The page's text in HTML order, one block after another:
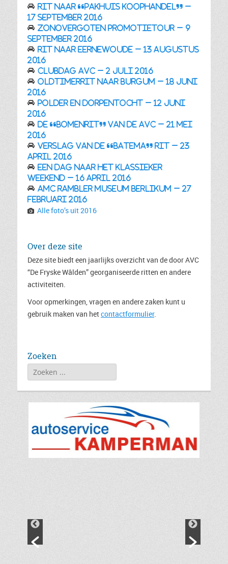
Rit naar “Pakhuis Koophandel” –
17 september 2016
Zonovergoten Promotietour – 9
september 2016
Rit naar Eernewoude – 13 augustus
2016
Clubdag AVC – 2 juli 2016
Oldtimerrit naar Burgum – 18 juni
2016
Polder en dorpentocht – 12 juni
2016
De “bomenrit” van de AVC – 21 mei
2016
Verslag van de “Batema” rit – 23
april 2016
Een dag naar het Klassieker
Weekend – 16 april 2016
AMC Rambler museum Berlikum – 27
februari 2016
Alle foto’s uit 2016
Over deze site
Deze site biedt een jaarlijks overzicht van de door AVC
“De Fryske Wâlden” georganiseerde ritten en andere
activiteiten.
Voor opmerkingen, vragen en andere zaken kunt u
gebruik maken van hetcontactformulier.
Zoeken
Zoeken
naar: